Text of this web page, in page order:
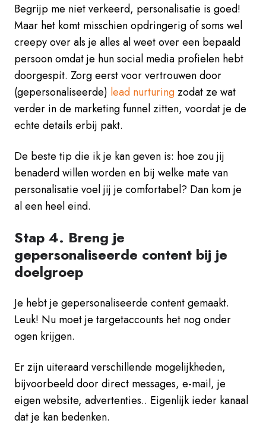
Begrijp me niet verkeerd, personalisatie is goed!
Maar het komt misschien opdringerig of soms wel
creepy over als je alles al weet over een bepaald
persoon omdat je hun social media profielen hebt
doorgespit. Zorg eerst voor vertrouwen door
(gepersonaliseerde) lead nurturingzodat ze wat
verder in de marketing funnel zitten, voordat je de
echte details erbij pakt.
De beste tip die ik je kan geven is: hoe zou jij
benaderd willen worden en bij welke mate van
personalisatie voel jij je comfortabel? Dan kom je
al een heel eind.
Stap 4. Breng je
gepersonaliseerde content bij je
doelgroep
Je hebt je gepersonaliseerde content gemaakt.
Leuk! Nu moet je targetaccounts het nog onder
ogen krijgen.
Er zijn uiteraard verschillende mogelijkheden,
bijvoorbeeld door direct messages, e-mail, je
eigen website, advertenties.. Eigenlijk ieder kanaal
dat je kan bedenken.